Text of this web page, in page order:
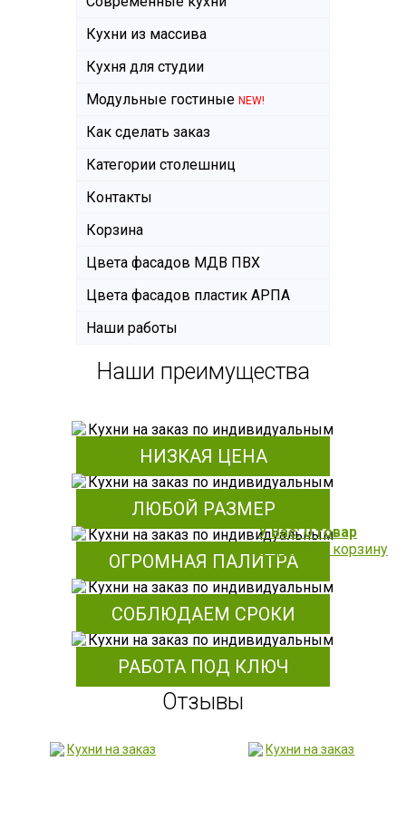
Кухни из массива
Кухня для студии
Модульные гостиные NEW!
Как сделать заказ
Категории столешниц
Контакты
Корзина
Цвета фасадов МДВ ПВХ
Цвета фасадов пластик АРПА
Наши работы
Наши преимущества
НИЗКАЯ ЦЕНА
ЛЮБОЙ РАЗМЕР
ОГРОМНАЯ ПАЛИТРА
СОБЛЮДАЕМ СРОКИ
РАБОТА ПОД КЛЮЧ
Отзывы
У Вас: 0 товар
Перейти в корзину